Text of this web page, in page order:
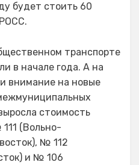
будет стоить 60
транспорте
в начале года. А на
внимание на новые
стоимость
(Вольно-
№ 112
и № 106